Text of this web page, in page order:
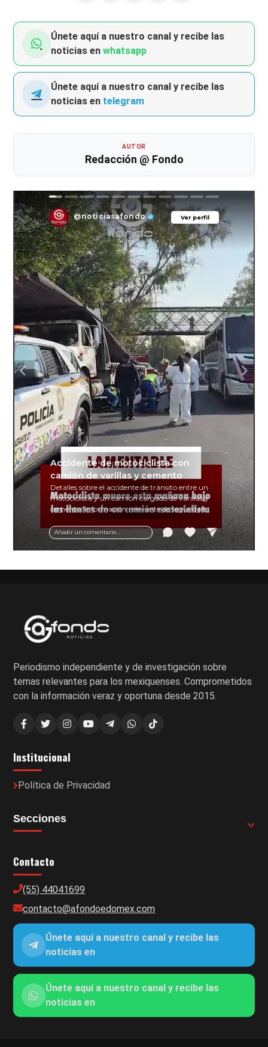
Únete aquí a nuestro canal y recibe las
noticias enwhatsapp
Únete aquí a nuestro canal y recibe las
noticias en telegram
AUTOR
Redacción @ Fondo
Ver perfil
@noticiasafondo Ver perfil
Añadir un comentario ...
Accidente de motociclista con
camión de varillas y cemento
Detalles sobre el accidente de tránsito entre un
motociclista y un camión cargado de varillas y
cemento. Información relevante de seguridad
vial y recomendaciones para motociclistas.
Periodismo independiente y de investigación sobre
temas relevantes para los mexiquenses. Comprometidos
con la información veraz y oportuna desde 2015.
Institucional
Política de Privacidad
Secciones
Contacto
(55) 44041699
contacto@afondoedomex.com
Únete aquí a nuestro canal y recibe las
noticias en
Únete aquí a nuestro canal y recibe las
noticias en